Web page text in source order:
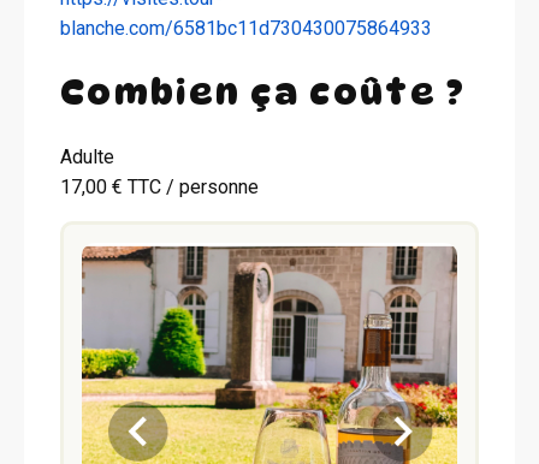
blanche.com/6581bc11d730430075864933
Combien ça coûte ?
Adulte
17,00 € TTC / personne